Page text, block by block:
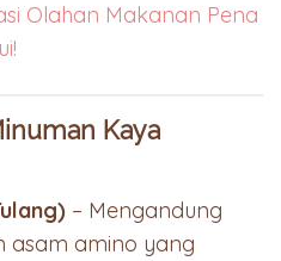
Olahan Makanan Pena
Kaya
– Mengandung
asam amino yang